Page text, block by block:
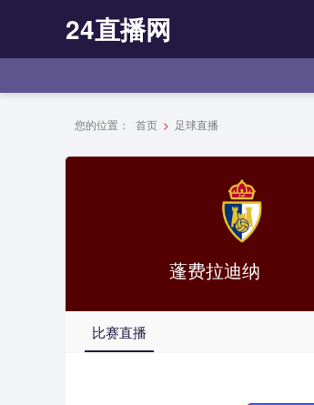
24直播网
您的位置： 首页 > 足球直播
蓬费拉迪纳
比赛直播